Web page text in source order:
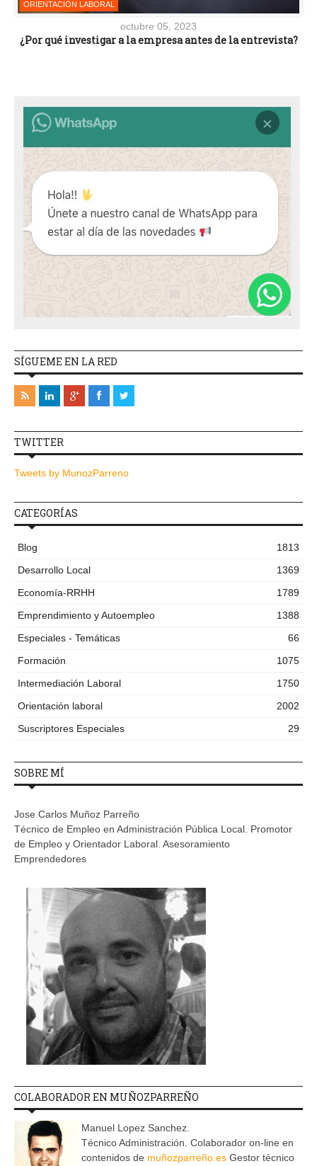
ORIENTACIÓN LABORAL
octubre 05, 2023
¿Por qué investigar a la empresa antes de la entrevista?
SÍGUEME EN LA RED
TWITTER
Tweets by MunozParreno
CATEGORÍAS
Blog
1813
Desarrollo Local
1369
Economía-RRHH
1789
Emprendimiento y Autoempleo
1388
Especiales - Temáticas
66
Formación
1075
Intermediación Laboral
1750
Orientación laboral
2002
Suscriptores Especiales
29
SOBRE MÍ
Jose Carlos Muñoz Parreño
Técnico de Empleo en Administración Pública Local. Promotor
de Empleo y Orientador Laboral. Asesoramiento
Emprendedores
COLABORADOR EN MUÑOZPARREÑO
Manuel Lopez Sanchez.
Técnico Administración. Colaborador on-line en
contenidos de muñozparreño.es Gestor técnico